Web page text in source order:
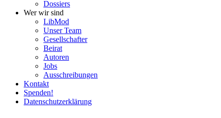
Dossiers
Wer wir sind
LibMod
Unser Team
Gesell­schafter
Beirat
Autoren
Jobs
Ausschrei­bungen
Kontakt
Spenden!
Daten­schutz­er­klärung